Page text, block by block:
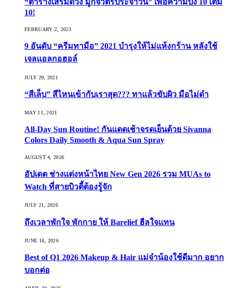
10!
FEBRUARY 2, 2023
9 อันดับ “ครีมทามือ” 2021 บำรุงให้ไม่แห้งกร้าน หลังใช้
เจลแอลกอฮอล์
JULY 29, 2021
“สีเล็บ” สีไหนเข้ากับเราสุด??? ทาแล้วขับผิว มือไม่ดำ
MAY 11, 2021
All-Day Sun Routine! กันแดดเช้าจรดเย็นด้วย Sivanna
Colors Daily Smooth & Aqua Sun Spray
AUGUST 4, 2026
อัปเดต ช่างแต่งหน้าไทย New Gen 2026 รวม MUAs to
Watch ที่สายบิวตี้ต้องรู้จัก
JULY 21, 2026
ถึงเวลาพักใจ พักกาย ให้ Barelief ฮีลใจแทน
JUNE 16, 2026
Best of Q1 2026 Makeup & Hair แม่จ๋าน้องใช้ดีมาก อยาก
บอกต่อ